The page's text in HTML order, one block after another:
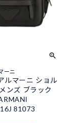
ーニ
ルマーニ ショル
ンズ ブラック
81073